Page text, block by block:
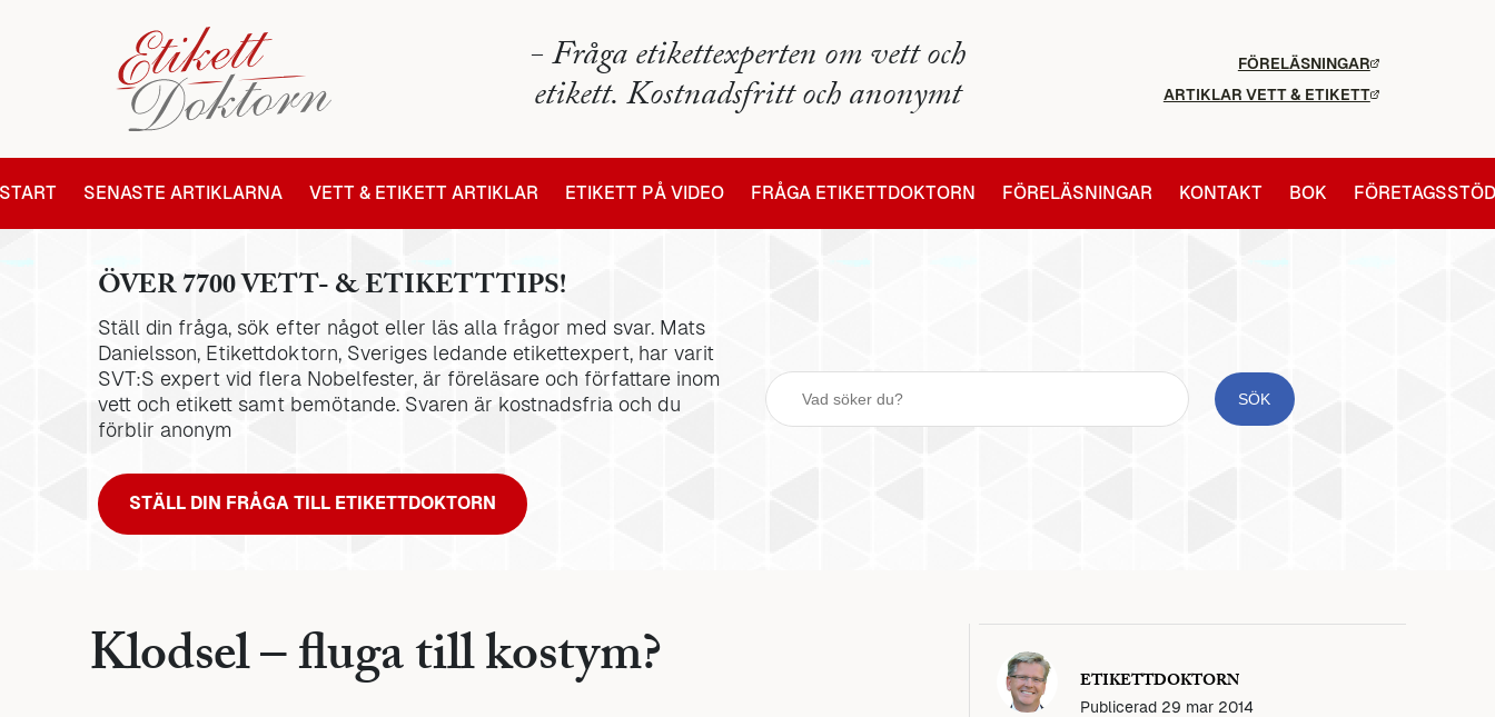
- Fråga etikettexperten om vett och
etikett. Kostnadsfritt och anonymt
FÖRELÄSNINGAR
ARTIKLAR VETT & ETIKETT
START SENASTE ARTIKLARNA VETT & ETIKETT ARTIKLAR ETIKETT PÅ VIDEO FRÅGA ETIKETTDOKTORN FÖRELÄSNINGAR KONTAKT BOK FÖRETAGSSTÖD
ÖVER 7700 VETT- & ETIKETTTIPS!
Ställ din fråga, sök efter något eller läs alla frågor med svar. Mats
Danielsson, Etikettdoktorn, Sveriges ledande etikettexpert, har varit
SVT:S expert vid flera Nobelfester, är föreläsare och författare inom
vett och etikett samt bemötande. Svaren är kostnadsfria och du
förblir anonym
STÄLL DIN FRÅGA TILL ETIKETTDOKTORN
Klodsel – fluga till kostym? ETIKETTDOKTORN
Publicerad 29 mar 2014